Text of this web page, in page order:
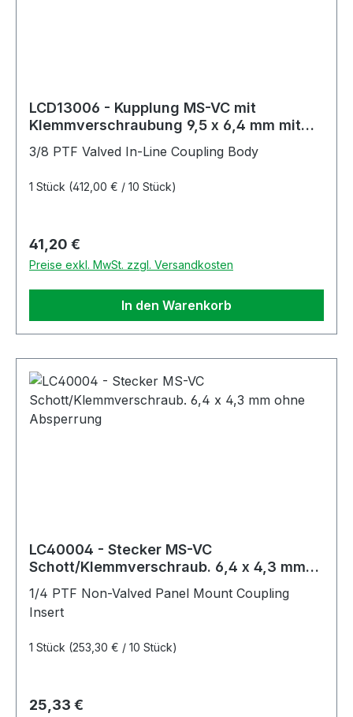
LCD13006 - Kupplung MS-VC mit
Klemmverschraubung 9,5 x 6,4 mm mit
3/8 PTF Valved In-Line Coupling Body
1 Stück (412,00 € / 10 Stück)
Regulärer Preis:
41,20 €
Preise exkl. MwSt. zzgl. Versandkosten
In den Warenkorb
LC40004 - Stecker MS-VC
Schott/Klemmverschraub. 6,4 x 4,3 mm
1/4 PTF Non-Valved Panel Mount Coupling
Insert
1 Stück (253,30 € / 10 Stück)
Regulärer Preis:
25,33 €